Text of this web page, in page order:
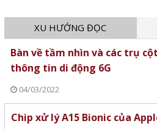
XU HƯỚNG ĐỌC
Bàn về tầm nhìn và các trụ
thông tin di động 6G
04/03/2022
Chip xử lý A15 Bionic của